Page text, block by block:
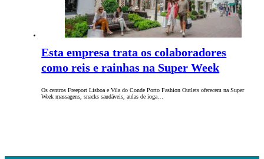
Esta empresa trata os colaboradores
como reis e rainhas na Super Week
Os centros Freeport Lisboa e Vila do Conde Porto Fashion Outlets oferecem na Super
Week massagens, snacks saudáveis, aulas de ioga…